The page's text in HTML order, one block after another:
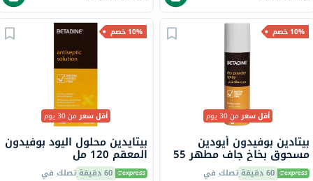
10% خصم
أقل سعرمن 30 يوم
بيتادين بوفيدون أيودين
مسحوق بخاخ جاف مطهر 55
جرام 60 دقيقة تصلك في
10% خصم
أقل سعرمن 30 يوم
بيتايدين محلول اليود بوفيدون
المعقم 120 مل
60 دقيقة تصلك في